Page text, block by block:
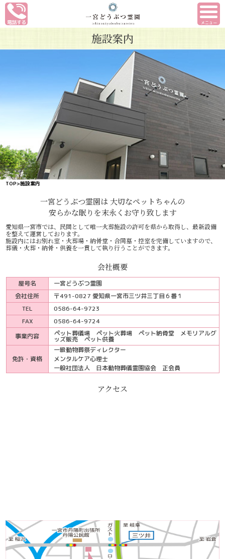
メニュー
施設案内
TOP>施設案内
一宮どうぶつ霊園は大切なペットちゃんの
安らかな眠りを末永くお守り致します
愛知県一宮市では、民間として唯一火葬施設の許可を県から取得し、最新設備
を整えて運営しております。
施設内にはお別れ室・火葬場・納骨堂・合同墓・控室を完備していますので、
葬儀・火葬・納骨・供養を一貫して執り行うことができます。
会社概要
屋号名
一宮どうぶつ霊園
会社住所
〒491-0827 愛知県一宮市三ツ井三丁目６番１
TEL
0586-64-9723
FAX
0586-64-9724
事業内容
ペット葬儀場 ペット火葬場 ペット納骨堂 メモリアルグ
ッズ販売 ペット供養
免許・資格
一級動物葬祭ディレクター
メンタルケア心理士
一般社団法人 日本動物葬儀霊園協会 正会員
アクセス